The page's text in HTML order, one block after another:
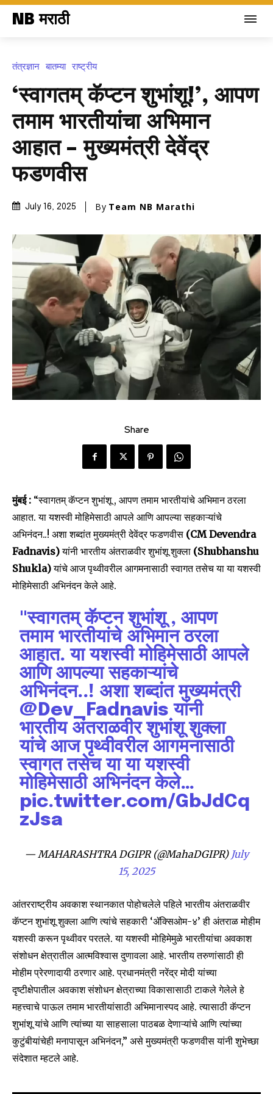
SUBSCRIBERS and be part of the
or click the subscribe button below. Don't worry, we respect
your privacy and won't spam your inbox. Your information is
safe with us.
SUBSCRIBE
I've read and accept thePrivacy Policy.
NB मराठी
तंत्रज्ञान बातम्या राष्ट्रीय
‘स्वागतम् कॅप्टन शुभांशू!’, आपण
तमाम भारतीयांचा अभिमान
आहात – मुख्यमंत्री देवेंद्र
फडणवीस
July 16, 2025 By Team NB Marathi
Share
मुंबई : “स्वागतम् कॅप्टन शुभांशू , आपण तमाम भारतीयांचे अभिमान ठरला
आहात. या यशस्वी मोहिमेसाठी आपले आणि आपल्या सहकाऱ्यांचे
अभिनंदन..! अशा शब्दांत मुख्यमंत्री देवेंद्र फडणवीस (CM Devendra
Fadnavis)यांनी भारतीय अंतराळवीर शुभांशू शुक्ला (Shubhanshu
Shukla)यांचे आज पृथ्वीवरील आगमनासाठी स्वागत तसेच या या यशस्वी
मोहिमेसाठी अभिनंदन केले आहे.
"स्वागतम् कॅप्टन शुभांशू , आपण
तमाम भारतीयांचे अभिमान ठरला
आहात. या यशस्वी मोहिमेसाठी आपले
आणि आपल्या सहकाऱ्यांचे
अभिनंदन..! अशा शब्दांत मुख्यमंत्री
@Dev_Fadnavis यांनी
भारतीय अंतराळवीर शुभांशू शुक्ला
यांचे आज पृथ्वीवरील आगमनासाठी
स्वागत तसेच या या यशस्वी
मोहिमेसाठी अभिनंदन केले…
pic.twitter.com/GbJdCq
zJsa
— MAHARASHTRA DGIPR (@MahaDGIPR) July
15, 2025
आंतरराष्ट्रीय अवकाश स्थानकात पोहोचलेले पहिले भारतीय अंतराळवीर
कॅप्टन शुभांशू शुक्ला आणि त्यांचे सहकारी ‘ॲक्सिओम-४’ ही अंतराळ मोहीम
यशस्वी करून पृथ्वीवर परतले. या यशस्वी मोहिमेमुळे भारतीयांचा अवकाश
संशोधन क्षेत्रातील आत्मविश्वास दुणावला आहे. भारतीय तरुणांसाठी ही
मोहीम प्रेरणादायी ठरणार आहे. प्रधानमंत्री नरेंद्र मोदी यांच्या
दृष्टीक्षेपातील अवकाश संशोधन क्षेत्राच्या विकासासाठी टाकले गेलेले हे
महत्त्वाचे पाऊल तमाम भारतीयांसाठी अभिमानास्पद आहे. त्यासाठी कॅप्टन
शुभांशू यांचे आणि त्यांच्या या साहसाला पाठबळ देणाऱ्यांचे आणि त्यांच्या
कुटुंबीयांचेही मनापासून अभिनंदन,” असे मुख्यमंत्री फडणवीस यांनी शुभेच्छा
संदेशात म्हटले आहे.